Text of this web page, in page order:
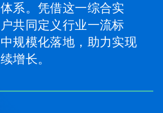
系。凭借这一综合实
共同定义行业一流标
规模化落地，助力实现
增长。